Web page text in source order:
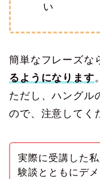
い
簡単なフレーズな
るようになります。
ただし、ハングル
ので、注意してく
実際に受講した
験談とともにデ